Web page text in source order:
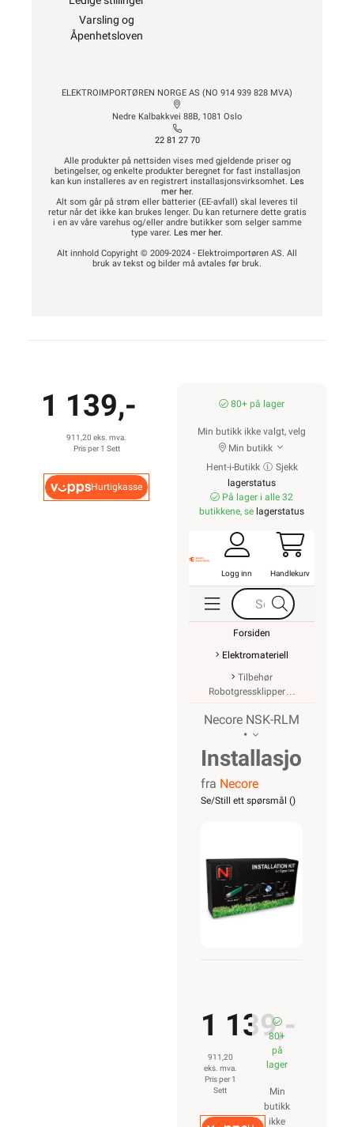
Varsling og
Åpenhetsloven
ELEKTROIMPORTØREN NORGE AS (NO 914 939 828 MVA)
Nedre Kalbakkvei 88B, 1081 Oslo
22 81 27 70
Alle produkter på nettsiden vises med gjeldende priser og
betingelser, og enkelte produkter beregnet for fast installasjon
kan kun installeres av en registrert installasjonsvirksomhet. Les
mer her.
Alt som går på strøm eller batterier (EE-avfall) skal leveres til
retur når det ikke kan brukes lenger. Du kan returnere dette gratis
i en av våre varehus og/eller andre butikker som selger samme
type varer. Les mer her.
Alt innhold Copyright © 2009-2024 - Elektroimportøren AS. All
bruk av tekst og bilder må avtales før bruk.
1 139,-
911,20 eks. mva.
Pris per 1 Sett
Hurtigkasse
80+ på lager
Min butikk ikke valgt, velg
Min butikk
Hent-i-Butikk
Sjekk
lagerstatus
På lager i alle 32
butikkene, se lagerstatus
Logg inn Handlekurv
Forsiden
Elektromateriell
Tilbehør
Robotgressklipper
Necore NSK-RLM
•
for
fra Necore
Se/Still ett spørsmål ()
1 139,-
911,20
eks. mva.
Pris per 1
Sett
80+
på
lager
Min
butikk
ikke